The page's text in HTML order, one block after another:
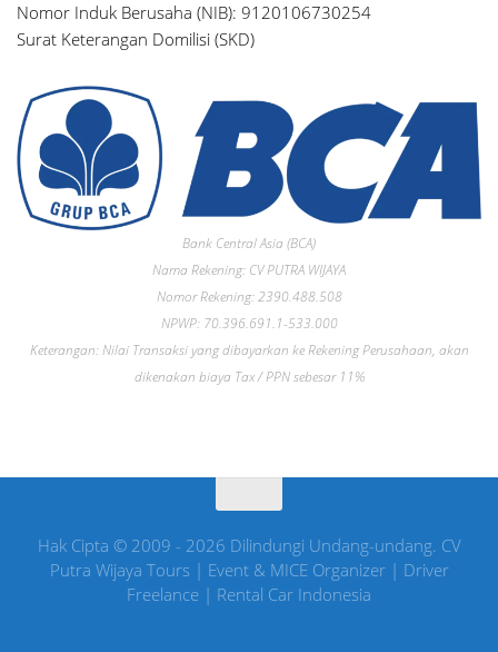
Nomor Induk Berusaha (NIB): 9120106730254
Surat Keterangan Domilisi (SKD)
Bank Central Asia (BCA)
Nama Rekening: CV PUTRA WIJAYA
Nomor Rekening: 2390.488.508
NPWP: 70.396.691.1-533.000
Keterangan: Nilai Transaksi yang dibayarkan ke Rekening Perusahaan, akan
dikenakan biaya Tax / PPN sebesar 11%
Hak Cipta © 2009 - 2026 Dilindungi Undang-undang. CV
Putra Wijaya Tours | Event & MICE Organizer | Driver
Freelance | Rental Car Indonesia